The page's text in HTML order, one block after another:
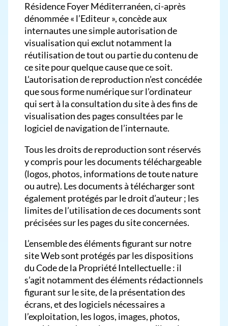
Résidence Foyer Méditerranéen, ci-après
dénommée « l’Editeur », concède aux
internautes une simple autorisation de
visualisation qui exclut notamment la
réutilisation de tout ou partie du contenu de
ce site pour quelque cause que ce soit.
L’autorisation de reproduction n’est concédée
que sous forme numérique sur l’ordinateur
qui sert à la consultation du site à des fins de
visualisation des pages consultées par le
logiciel de navigation de l’internaute.
Tous les droits de reproduction sont réservés
y compris pour les documents téléchargeable
(logos, photos, informations de toute nature
ou autre). Les documents à télécharger sont
également protégés par le droit d’auteur ; les
limites de l’utilisation de ces documents sont
précisées sur les pages du site concernées.
L’ensemble des éléments figurant sur notre
site Web sont protégés par les dispositions
du Code de la Propriété Intellectuelle : il
s’agit notamment des éléments rédactionnels
figurant sur le site, de la présentation des
écrans, et des logiciels nécessaires a
l’exploitation, les logos, images, photos,